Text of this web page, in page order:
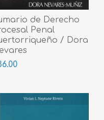
de Derecho
Penal
/ Dora